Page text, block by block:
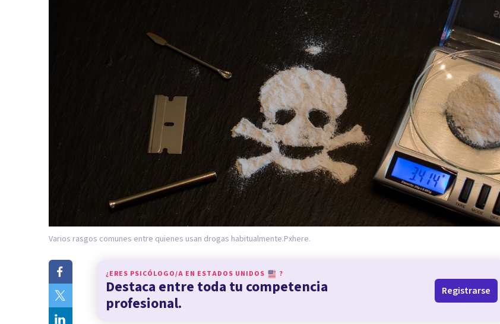
Varios rasgos comunes entre quienes usan drogas habitualmente.Pxhere.
¿ERES PSICÓLOGO/A EN ESTADOS UNIDOS ?
Destaca entre toda tu competencia
profesional.
Registrarse